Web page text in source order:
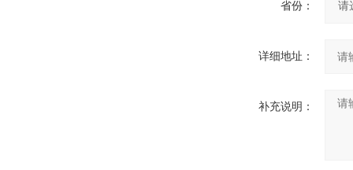
省份：
详细地址：
补充说明：